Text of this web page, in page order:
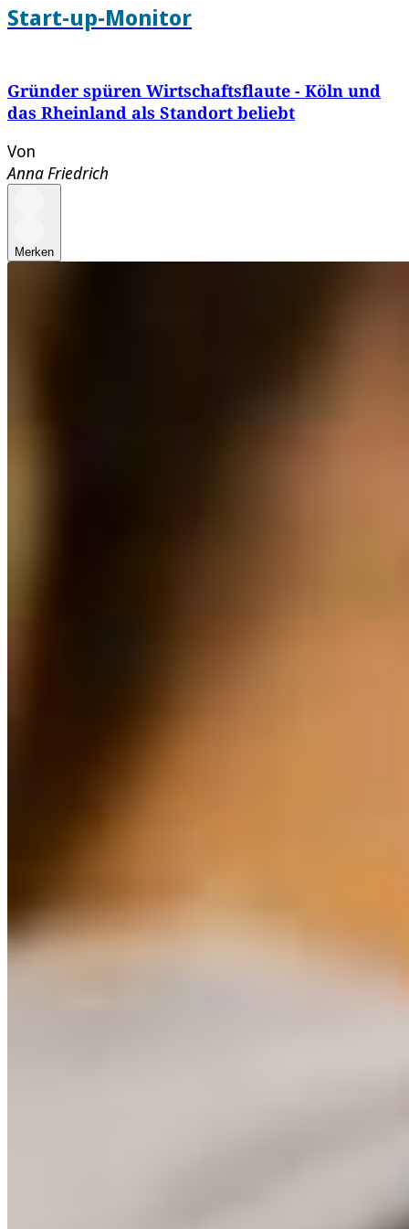
Start-up-Monitor
Gründer spüren Wirtschaftsflaute - Köln und
das Rheinland als Standort beliebt
Von
Anna Friedrich
Merken